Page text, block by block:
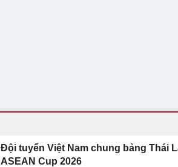
Đội tuyển Việt Nam chung bảng Thái
ASEAN Cup 2026